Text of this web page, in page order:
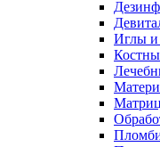
Иглы и